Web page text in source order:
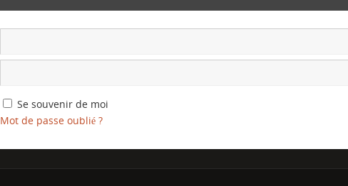
Se souvenir de moi
Mot de passe oublié ?